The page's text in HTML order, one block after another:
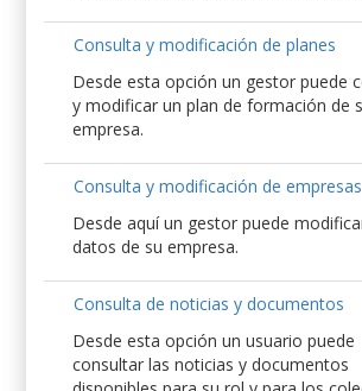
Consulta y modificación de planes
Desde esta opción un gestor puede
y modificar un plan de formación de
empresa.
Consulta y modificación de empresas
Desde aquí un gestor puede
datos de su empresa.
Consulta de noticias y documentos
Desde esta opción un usuario puede
consultar las noticias y documentos